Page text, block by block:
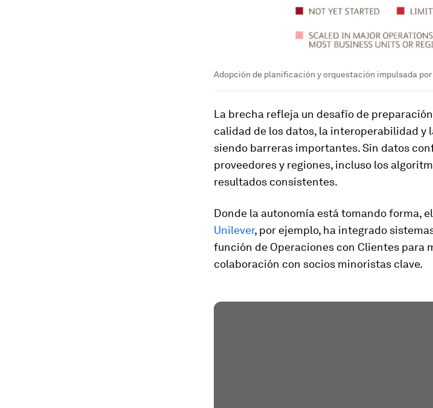
Adopción de planificación y orquestación impulsada
La brecha refleja un desafío de
calidad de los datos, la interoperabilidad y
siendo barreras importantes. Sin datos
proveedores y regiones, incluso los
resultados consistentes.
Donde la autonomía está tomando forma,
Unilever, por ejemplo, ha integrado
función de Operaciones con Clientes para
colaboración con socios minoristas clave.